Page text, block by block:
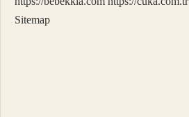
Sitemap